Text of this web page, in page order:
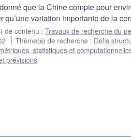
que la Chine compte pour
qu’une variation importante de la
de contenu : Travaux de recherche du
Thème(s) de recherche : Défis
statistiques et
prévisions